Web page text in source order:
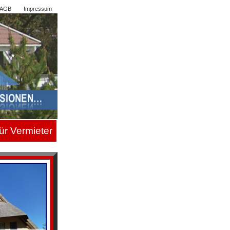
AGB Impressum
Vermieter